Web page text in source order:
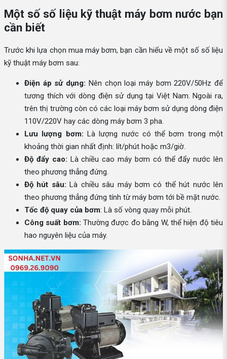
Một số số liệu kỹ thuật máy bơm nước bạn
cần biết
Trước khi lựa chọn mua máy bơm, bạn cần hiểu về một số số liệu
kỹ thuật máy bơm sau:
Điện áp sử dụng: Nên chọn loại máy bơm 220V/50Hz để
tương thích với dòng điện sử dụng tại Việt Nam. Ngoài ra,
trên thị trường còn có các loại máy bơm sử dụng dòng điện
110V/220V hay các dòng máy bơm 3 pha.
Lưu lượng bơm: Là lượng nước có thể bơm trong một
khoảng thời gian nhất định: lít/phút hoặc m3/giờ.
Độ đẩy cao: Là chiều cao máy bơm có thể đẩy nước lên
theo phương thẳng đứng.
Độ hút sâu: Là chiều sâu máy bơm có thể hút nước lên
theo phương thẳng đứng tính từ máy bơm tới bề mặt nước.
Tốc độ quay của bơm: Là số vòng quay mỗi phút.
Công suất bơm: Thường được đo bằng W, thể hiện độ tiêu
hao nguyên liệu của máy.